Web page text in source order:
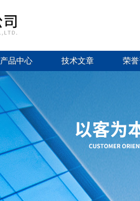
产品中心 技术文章 荣